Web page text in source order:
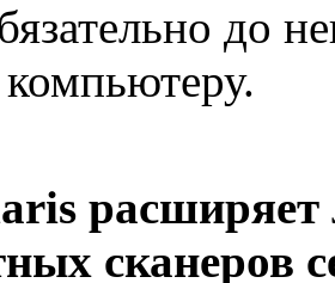
до
расширяет
сканеров